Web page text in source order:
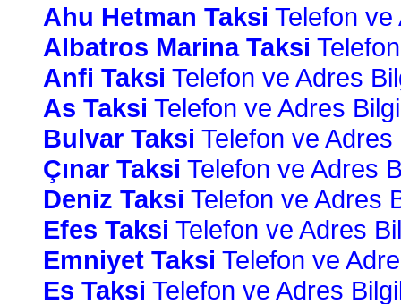
Ahu Hetman Taksi Telefon
Albatros Marina Taksi
Anfi Taksi Telefon ve Adres
As Taksi Telefon ve Adres
Bulvar Taksi Telefon ve Adres
Çınar Taksi Telefon ve Adres
Deniz Taksi Telefon ve Adres
Efes Taksi Telefon ve Adres
Emniyet Taksi Telefon ve
Es Taksi Telefon ve Adres